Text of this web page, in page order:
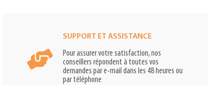
SUPPORT ET ASSISTANCE
Pour assurer votre satisfaction, nos
conseillers répondent à toutes vos
demandes par e-mail dans les 48 heures ou
par téléphone